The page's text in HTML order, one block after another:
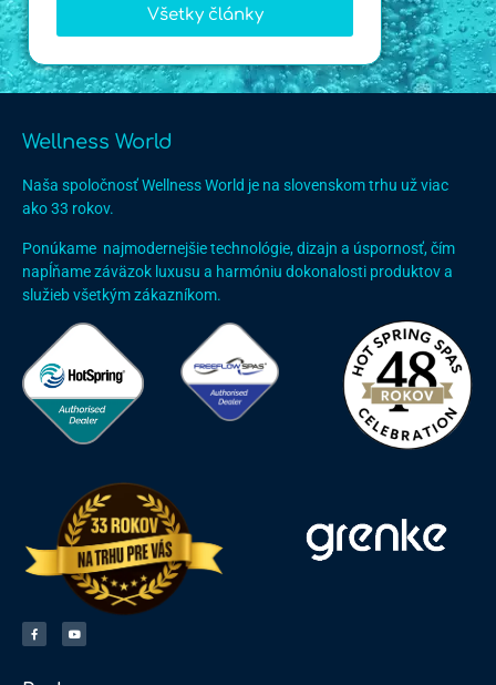
Všetky články
Wellness World
Naša spoločnosť Wellness World je na slovenskom trhu už viac
ako 33 rokov.
Ponúkame najmodernejšie technológie, dizajn a úspornosť, čím
napĺňame záväzok luxusu a harmóniu dokonalosti produktov a
služieb všetkým zákazníkom.